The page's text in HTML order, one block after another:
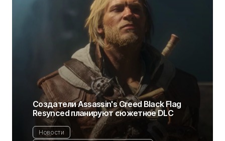
Создатели Assassin's Creed Black Flag
Resynced планируют сюжетное DLC
Новости